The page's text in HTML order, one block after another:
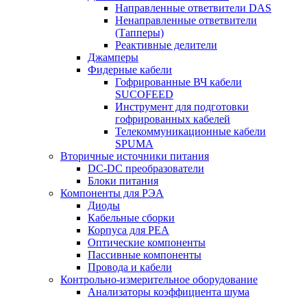
Направленные ответвители DAS
Ненаправленные ответвители
(Тапперы)
Реактивные делители
Джамперы
Фидерные кабели
Гофрированные ВЧ кабели
SUCOFEED
Инструмент для подготовки
гофрированных кабелей
Телекоммуникационные кабели
SPUMA
Вторичные источники питания
DC-DC преобразователи
Блоки питания
Компоненты для РЭА
Диоды
Кабельные сборки
Корпуса для РЕА
Оптические компоненты
Пассивные компоненты
Провода и кабели
Контрольно-измерительное оборудование
Анализаторы коэффициента шума